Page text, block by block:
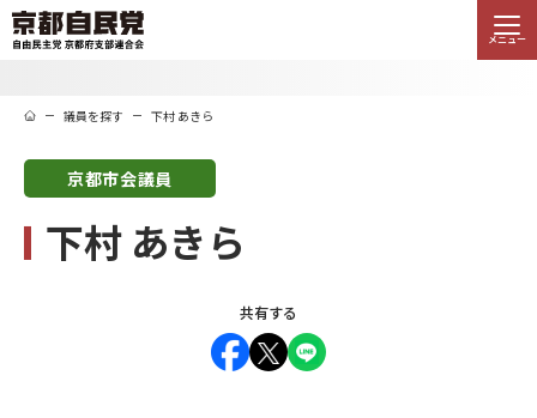
メニュー
議員を探す 下村 あきら
京都市会議員
下村 あきら
共有する